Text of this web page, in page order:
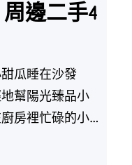
邊二手4
瓜睡在沙發
幫陽光臻品小
房裡忙碌的小